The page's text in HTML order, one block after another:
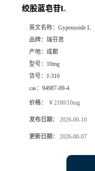
绞股蓝皂苷L
英文名称： Gypenoside L
品牌： 瑞芬思
产地： 成都
型号： 10mg
货号： J-310
cas： 94987-09-4
价格： ￥2100/10mg
发布日期： 2026-06-10
更新日期： 2026-08-07